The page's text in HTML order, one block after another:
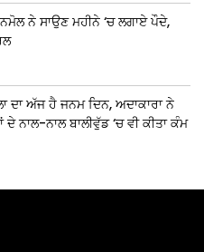
ਨੇ ਸਾਉਣ ਮਹੀਨੇ ‘ਚ ਲਗਾਏ ਪੌਦੇ,
ਦਾ ਅੱਜ ਹੈ ਜਨਮ ਦਿਨ, ਅਦਾਕਾਰਾ ਨੇ
ਦੇ ਨਾਲ-ਨਾਲ ਬਾਲੀਵੁੱਡ ‘ਚ ਵੀ ਕੀਤਾ ਕੰਮ